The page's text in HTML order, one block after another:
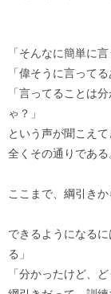
「そんなに簡単に
「偉そうに言って
「言ってることは
ゃ？」
という声が聞こえて
全くその通りである
ここまで、綱引き
できるようになる
る」
「分かったけど、